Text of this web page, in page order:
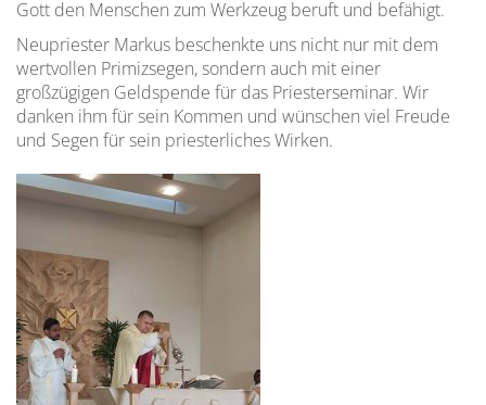
Ausbildung
Pastorale
Befähigung
Mahlzeiten,
Kochen
in
der
Küche
und
in
Aufenthaltsräumen
Der
Seminarsprecher
und
sein
Stellvertreter
Deutschland
Rahmenordnung
für
die
Priesterausbidung
in
Österreich
(Ratio
Nationalis)
Gott den Menschen zum Werkzeug beruft und befähigt.
Neupriester Markus beschenkte uns nicht nur mit dem
wertvollen Primizsegen, sondern auch mit einer
großzügigen Geldspende für das Priesterseminar. Wir
danken ihm für sein Kommen und wünschen viel Freude
und Segen für sein priesterliches Wirken.